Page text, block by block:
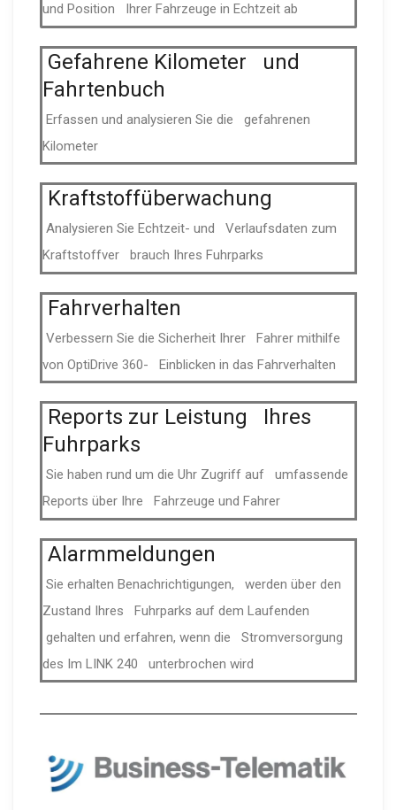
und Position Ihrer Fahrzeuge in Echtzeit ab
Gefahrene Kilometer und
Fahrtenbuch
Erfassen und analysieren Sie die gefahrenen
Kilometer
Kraft­stoff­über­wa­chung
Analysieren Sie Echtzeit- und Verlaufs­daten zum
Kraft­stoff­ver­ brauch Ihres Fuhrparks
Fahrver­halten
Verbessern Sie die Sicherheit Ihrer Fahrer mithilfe
von OptiDrive 360- Einblicken in das Fahrver­halten
Reports zur Leistung Ihres
Fuhrparks
Sie haben rund um die Uhr Zugriff auf umfassende
Reports über Ihre Fahrzeuge und Fahrer
Alarm­mel­dungen
Sie erhalten Be­nach­rich­ti­gungen, werden über den
Zustand Ihres Fuhrparks auf dem Laufenden
gehalten und erfahren, wenn die Strom­ver­sorgung
des Im LINK 240 unter­brochen wird